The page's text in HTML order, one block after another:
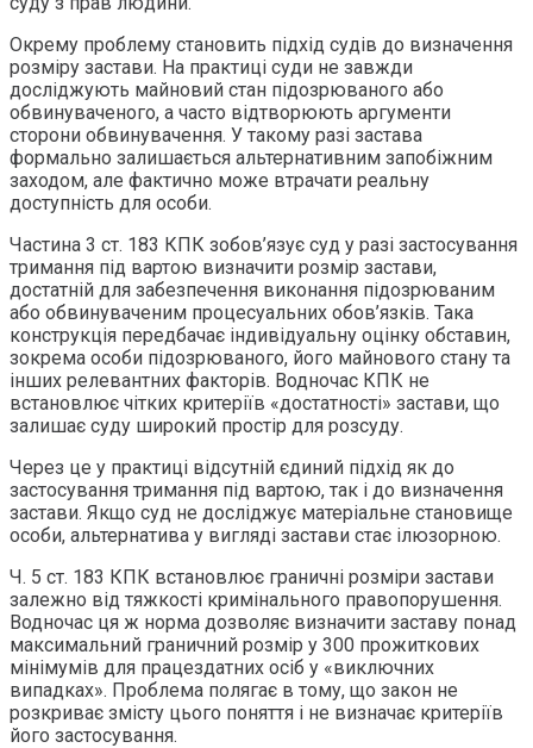
Окрему проблему становить підхід судів до визначення
розміру застави. На практиці суди не завжди
досліджують майновий стан підозрюваного або
обвинуваченого, а часто відтворюють аргументи
сторони обвинувачення. У такому разі застава
формально залишається альтернативним запобіжним
заходом, але фактично може втрачати реальну
доступність для особи.
Частина 3 ст. 183 КПК зобов’язує суд у разі застосування
тримання під вартою визначити розмір застави,
достатній для забезпечення виконання підозрюваним
або обвинуваченим процесуальних обов’язків. Така
конструкція передбачає індивідуальну оцінку обставин,
зокрема особи підозрюваного, його майнового стану та
інших релевантних факторів. Водночас КПК не
встановлює чітких критеріїв «достатності» застави, що
залишає суду широкий простір для розсуду.
Через це у практиці відсутній єдиний підхід як до
застосування тримання під вартою, так і до визначення
застави. Якщо суд не досліджує матеріальне становище
особи, альтернатива у вигляді застави стає ілюзорною.
Ч. 5 ст. 183 КПК встановлює граничні розміри застави
залежно від тяжкості кримінального правопорушення.
Водночас ця ж норма дозволяє визначити заставу понад
максимальний граничний розмір у 300 прожиткових
мінімумів для працездатних осіб у «виключних
випадках». Проблема полягає в тому, що закон не
розкриває змісту цього поняття і не визначає критеріїв
його застосування.